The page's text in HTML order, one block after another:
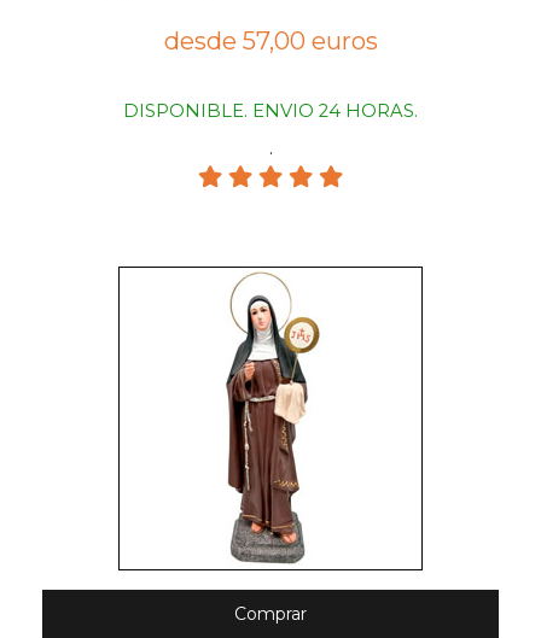
desde 57,00 euros
DISPONIBLE. ENVIO 24 HORAS.
.
Comprar